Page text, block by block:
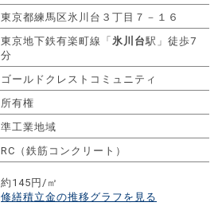
東京都練馬区氷川台３丁目７－１６
東京地下鉄有楽町線「 氷川台駅」徒歩7
分
ゴールドクレストコミュニティ
所有権
準工業地域
RC（鉄筋コンクリート）
約145円/㎡
修繕積立金の推移グラフを見る